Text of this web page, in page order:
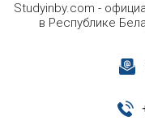
Studyinby.com -
в Республике